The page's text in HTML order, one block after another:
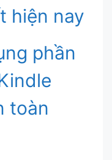
hiện nay
phần
toàn